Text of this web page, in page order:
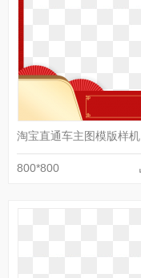
淘宝直通车主图模版样机
800*800